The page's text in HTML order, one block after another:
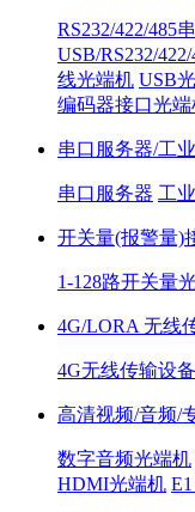
RS232/422/485
USB/RS232/
线光端机 USB
编码器接口光端
串口服务器/工
串口服务器 工
开关量(报警量)
1-128路开关量
4G/LORA 无线
4G无线传输设备
高清视频/音频/
数字音频光端机
HDMI光端机